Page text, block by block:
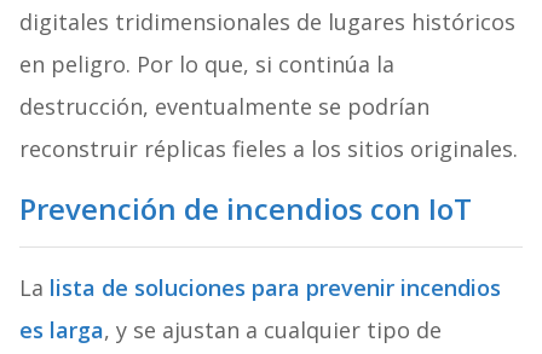
digitales tridimensionales de lugares históricos
en peligro. Por lo que, si continúa la
destrucción, eventualmente se podrían
reconstruir réplicas fieles a los sitios originales.
Prevención de incendios con IoT
La lista de soluciones para prevenir incendios
es larga, y se ajustan a cualquier tipo de